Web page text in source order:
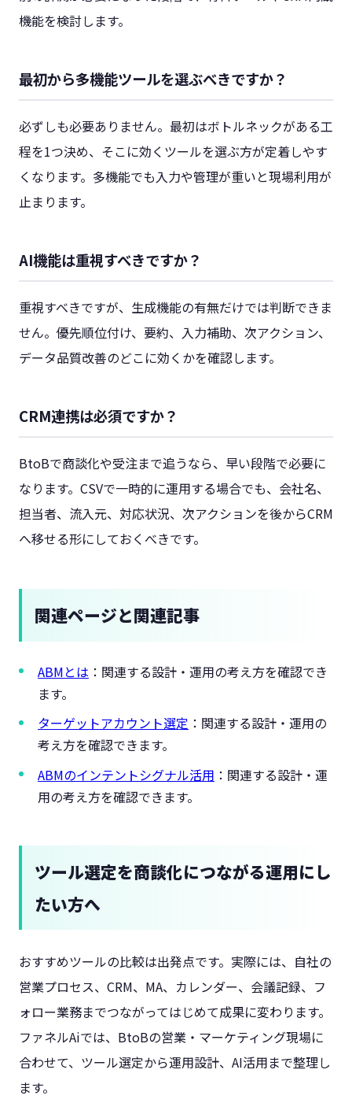
機能を検討します。
最初から多機能ツールを選ぶべきですか？
必ずしも必要ありません。最初はボトルネックがある工
程を1つ決め、そこに効くツールを選ぶ方が定着しやす
くなります。多機能でも入力や管理が重いと現場利用が
止まります。
AI機能は重視すべきですか？
重視すべきですが、生成機能の有無だけでは判断できま
せん。優先順位付け、要約、入力補助、次アクション、
データ品質改善のどこに効くかを確認します。
CRM連携は必須ですか？
BtoBで商談化や受注まで追うなら、早い段階で必要に
なります。CSVで一時的に運用する場合でも、会社名、
担当者、流入元、対応状況、次アクションを後からCRM
へ移せる形にしておくべきです。
関連ページと関連記事
ABMとは ：関連する設計・運用の考え方を確認でき
ます。
ターゲットアカウント選定 ：関連する設計・運用の
考え方を確認できます。
ABMのインテントシグナル活用 ：関連する設計・運
用の考え方を確認できます。
ツール選定を商談化につながる運用にし
たい方へ
おすすめツールの比較は出発点です。実際には、自社の
営業プロセス、CRM、MA、カレンダー、会議記録、フ
ォロー業務までつながってはじめて成果に変わります。
ファネルAiでは、BtoBの営業・マーケティング現場に
合わせて、ツール選定から運用設計、AI活用まで整理し
ます。